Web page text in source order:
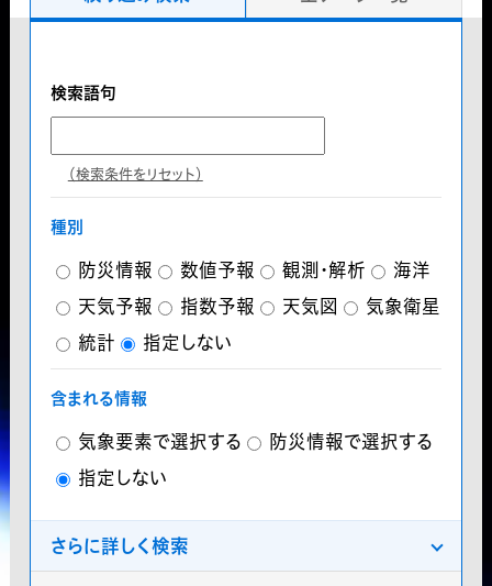
検索語句
（検索条件をリセット）
種別
防災情報 数値予報 観測・解析
海洋
天気予報
指数予報 天気図
気象衛星
統計
指定しない
含まれる情報
気象要素で選択する
防災情報で選択する
指定しない
さらに詳しく検索